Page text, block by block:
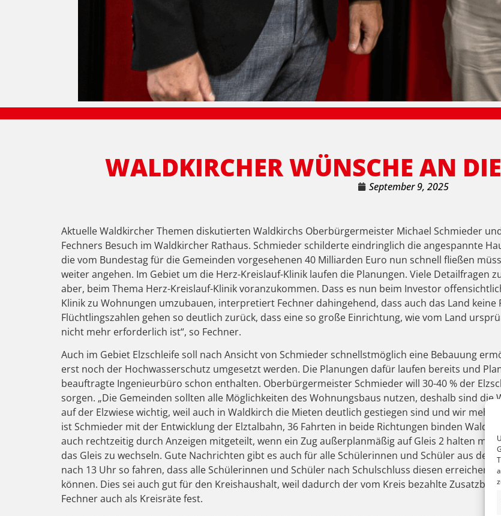
WALDKIRCHER WÜNSCHE AN
September 9, 2025
Aktuelle Waldkircher Themen diskutierten Waldkirchs Oberbürgermeister Michael Schmieder
Fechners Besuch im Waldkircher Rathaus. Schmieder schilderte eindringlich die angespannte
die vom Bundestag für die Gemeinden vorgesehenen 40 Milliarden Euro nun schnell fließen
weiter angehen. Im Gebiet um die Herz-Kreislauf-Klinik laufen die Planungen. Viele Detailfragen
aber, beim Thema Herz-Kreislauf-Klinik voranzukommen. Dass es nun beim Investor
Klinik zu Wohnungen umzubauen, interpretiert Fechner dahingehend, dass auch das Land
Flüchtlingszahlen gehen so deutlich zurück, dass eine so große Einrichtung, wie vom Land
nicht mehr erforderlich ist“, so Fechner.
Auch im Gebiet Elzschleife soll nach Ansicht von Schmieder schnellstmöglich eine Bebauung
erst noch der Hochwasserschutz umgesetzt werden. Die Planungen dafür laufen bereits und
beauftragte Ingenieurbüro schon enthalten. Oberbürgermeister Schmieder will 30-40 % der
sorgen. „Die Gemeinden sollten alle Möglichkeiten des Wohnungsbaus nutzen, deshalb sind
auf der Elzwiese wichtig, weil auch in Waldkirch die Mieten deutlich gestiegen sind und wir mehr
ist Schmieder mit der Entwicklung der Elztalbahn, 36 Fahrten in beide Richtungen binden
auch rechtzeitig durch Anzeigen mitgeteilt, wenn ein Zug außerplanmäßig auf Gleis 2 halten
das Gleis zu wechseln. Gute Nachrichten gibt es auch für alle Schülerinnen und Schüler aus
nach 13 Uhr so fahren, dass alle Schülerinnen und Schüler nach Schulschluss diesen erreichen
können. Dies sei auch gut für den Kreishaushalt, weil dadurch der vom Kreis bezahlte
Fechner auch als Kreisräte fest.